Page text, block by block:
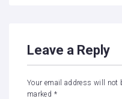
Leave a Reply
Your email address will not
marked *